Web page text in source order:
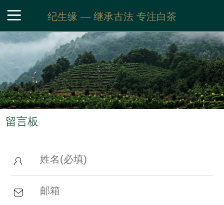
纪生缘 — 继承古法 专注白茶
首页 关于品牌 茶园基地 白茶展示 招
留言板